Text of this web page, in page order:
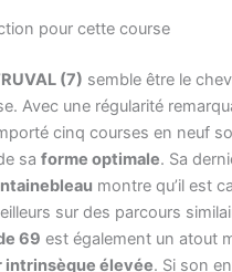
pour cette course
(7) semble être le
Avec une régularité
cinq courses en neuf
saforme optimale. Sa
montre qu’il est
sur des parcours
69 est également un atout
intrinsèque élevée. Si son